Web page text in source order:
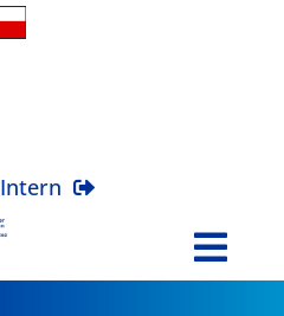
Intern